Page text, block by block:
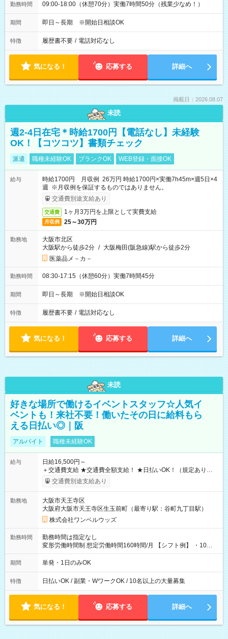
勤務時間 09:00-18:00（休憩70分）実働7時間50分（残業少なめ！）
期間 即日～長期 ※開始日相談OK
特徴 履歴書不要 / 電話対応なし
気になる！ 応募する 詳細へ
掲載日：2026.08.07
未読
週2-4日在宅＊時給1700円【電話なし】未経験
OK！【コツコツ】書類チェック
派遣 職種未経験OK ブランクOK WEB登録・面接OK
給与
時給1700円 月収例 26万円 時給1700円×実働7h45m×週5日×4
週 ※月収例を保証するものではありません。
交通費別途支給あり
交通費 1ヶ月3万円を上限として実費支給
月収例 25～30万円
勤務地
大阪市北区
大阪駅から徒歩2分 / 大阪梅田(阪急線)駅から徒歩2分
医薬品メ－カ－
勤務時間 08:30-17:15（休憩60分）実働7時間45分
期間 即日～長期 ※開始日相談OK
特徴 履歴書不要 / 電話対応なし
気になる！ 応募する 詳細へ
未読
好きな場所で働けるイベントスタッフ☆人気イ
ベントも！来社不要！働いたその日に給料もら
える日払い◎｜阪
アルバイト 職種未経験OK
給与
日給16,500円～
＋交通費支給 ★交通費全額支給！ ★日払いOK！（規定あり） ┗
働いたその日に現金GET♪ お仕事後はコンビニATMから 日払
交通費別途支給あり
勤務地
大阪市天王寺区
大阪府大阪市天王寺区生玉前町（最寄り駅：谷町九丁目駅）
株式会社ワンベルウッズ
勤務時間
勤務時間は指定なし
変形労働時間制 想定労働時間160時間/月 【シフト例】 ・10：
00～20：00
期間 単発・1日のみOK
特徴 日払いOK / 副業・WワークOK / 10名以上の大量募集
気になる！ 応募する 詳細へ